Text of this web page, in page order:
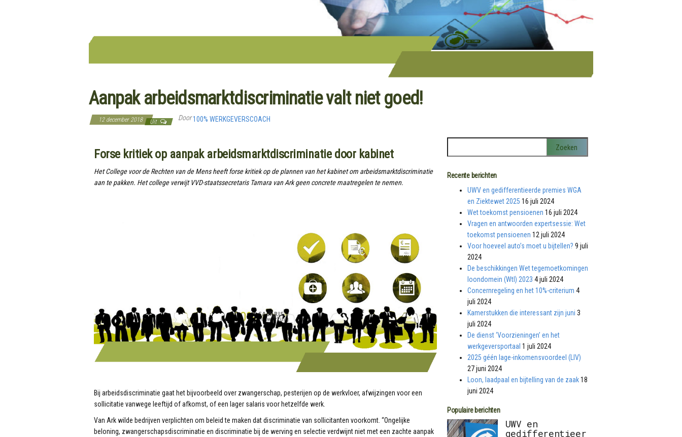
Aanpak arbeidsmarktdiscriminatie valt niet goed!
12 december 2018 Uit Door100% WERKGEVERSCOACH
Forse kritiek op aanpak arbeidsmarktdiscriminatie door kabinet
Het College voor de Rechten van de Mens heeft forse kritiek op de plannen van het kabinet om arbeidsmarktdiscriminatie
aan te pakken. Het college verwijt VVD-staatssecretaris Tamara van Ark geen concrete maatregelen te nemen.
Bij arbeidsdiscriminatie gaat het bijvoorbeeld over zwangerschap, pesterijen op de werkvloer, afwijzingen voor een
sollicitatie vanwege leeftijd of afkomst, of een lager salaris voor hetzelfde werk.
Van Ark wilde bedrijven verplichten om beleid te maken dat discriminatie van sollicitanten voorkomt. “Ongelijke
beloning, zwangerschapsdiscriminatie en discriminatie bij de werving en selectie verdwijnt niet met een zachte aanpak
Recente berichten
UWV en gedifferentieerde premies WGA
en Ziektewet 2025 16 juli 2024
Wet toekomst pensioenen 16 juli 2024
Vragen en antwoorden expertsessie: Wet
toekomst pensioenen 12 juli 2024
Voor hoeveel auto’s moet u bijtellen? 9 juli
2024
De beschikkingen Wet tegemoetkomingen
loondomein (Wtl) 2023 4 juli 2024
Concernregeling en het 10%-criterium 4
juli 2024
Kamerstukken die interessant zijn juni 3
juli 2024
De dienst ‘Voorzieningen’ en het
werkgeversportaal 1 juli 2024
2025 géén lage-inkomensvoordeel (LIV)
27 juni 2024
Loon, laadpaal en bijtelling van de zaak 18
juni 2024
Populaire berichten
UWV en
gedifferentieer